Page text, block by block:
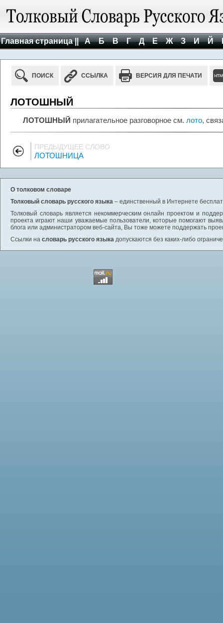
Главная страница || А Б В Г Д Е Ж З И Й
ПОИСК ССЫЛКА ВЕРСИЯ ДЛЯ ПЕЧАТИ
ЛОТОШНЫЙ
ЛОТОШНЫЙ прилагательное разговорное см. лото,
ПРЕДЫДУЩЕЕ СЛОВО
ЛОТОШНИЦА
О толковом словаре
Толковый словарь русского языка – единственный в Интернете
Толковый словарь является некоммерческим онлайн проектом и
проекта играют наши уважаемые пользователи, которые помогают
блога или администратором веб-сайта, Вы тоже можете поддержать
Ссылки на словарь русского языка допускаются без каких-либо